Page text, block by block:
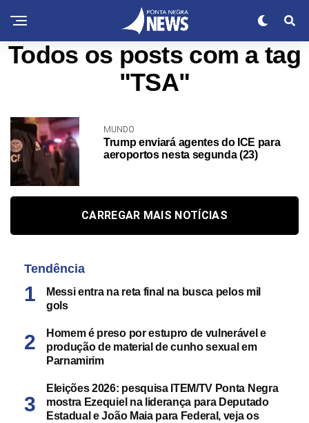
Todos os posts com a tag
"TSA"
MUNDO
Trump enviará agentes do ICE para
aeroportos nesta segunda (23)
CARREGAR MAIS NOTÍCIAS
Tendência
Messi entra na reta final na busca pelos mil
gols
Homem é preso por estupro de vulnerável e
produção de material de cunho sexual em
Parnamirim
Eleições 2026: pesquisa ITEM/TV Ponta Negra
mostra Ezequiel na liderança para Deputado
Estadual e João Maia para Federal, veja os